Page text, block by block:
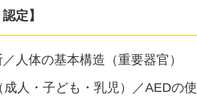
定】
人体の基本構造（重要器官）
成人・子ども・乳児）／AEDの